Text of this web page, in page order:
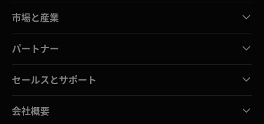
市場と産業
パートナー
セールスとサポート
会社概要